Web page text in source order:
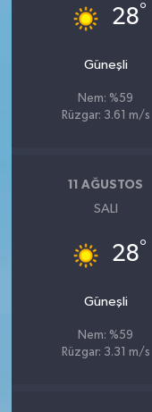
28°
Güneşli
Nem: %59
Rüzgar: 3.61 m/s
11 AĞUSTOS
SALI
28°
Güneşli
Nem: %59
Rüzgar: 3.31 m/s